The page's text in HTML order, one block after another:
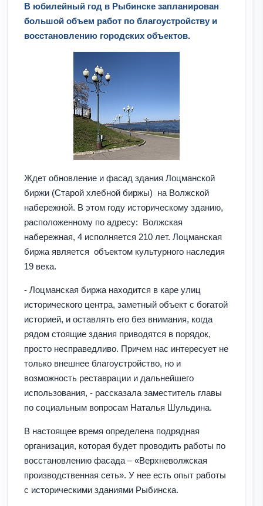
В юбилейный год в Рыбинске запланирован
большой объем работ по благоустройству и
восстановлению городских объектов.
Ждет обновление и фасад здания Лоцманской
биржи (Старой хлебной биржы) на Волжской
набережной. В этом году историческому зданию,
расположенному по адресу: Волжская
набережная, 4 исполняется 210 лет. Лоцманская
биржа является объектом культурного наследия
19 века.
- Лоцманская биржа находится в каре улиц
исторического центра, заметный объект с богатой
историей, и оставлять его без внимания, когда
рядом стоящие здания приводятся в порядок,
просто несправедливо. Причем нас интересует не
только внешнее благоустройство, но и
возможность реставрации и дальнейшего
использования, - рассказала заместитель главы
по социальным вопросам Наталья Шульдина.
В настоящее время определена подрядная
организация, которая будет проводить работы по
восстановлению фасада – «Верхневолжская
производственная сеть». У нее есть опыт работы
с историческими зданиями Рыбинска.